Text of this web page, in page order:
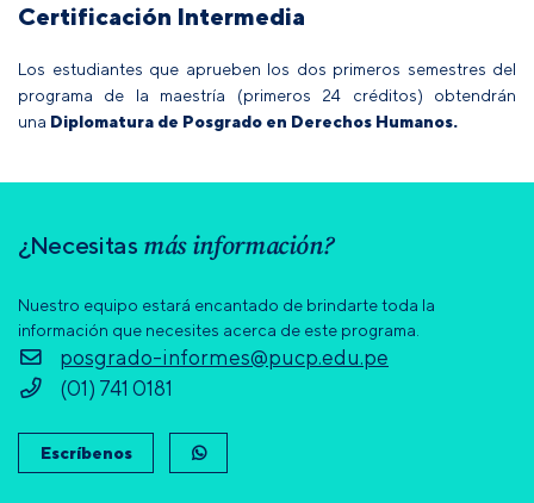
Certificación Intermedia
Los estudiantes que aprueben los dos primeros semestres del
programa de la maestría (primeros 24 créditos) obtendrán
una Diplomatura de Posgrado en Derechos Humanos.
¿Necesitas más información?
Nuestro equipo estará encantado de brindarte toda la
información que necesites acerca de este programa.
posgrado-informes@pucp.edu.pe
(01) 741 0181
Escríbenos